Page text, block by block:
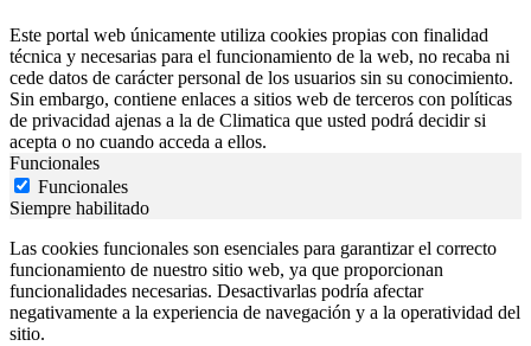
Este portal web únicamente utiliza cookies propias con finalidad
técnica y necesarias para el funcionamiento de la web, no recaba ni
cede datos de carácter personal de los usuarios sin su conocimiento.
Sin embargo, contiene enlaces a sitios web de terceros con políticas
de privacidad ajenas a la de Climatica que usted podrá decidir si
acepta o no cuando acceda a ellos.
Funcionales
Funcionales
Siempre habilitado
Las cookies funcionales son esenciales para garantizar el correcto
funcionamiento de nuestro sitio web, ya que proporcionan
funcionalidades necesarias. Desactivarlas podría afectar
negativamente a la experiencia de navegación y a la operatividad del
sitio.